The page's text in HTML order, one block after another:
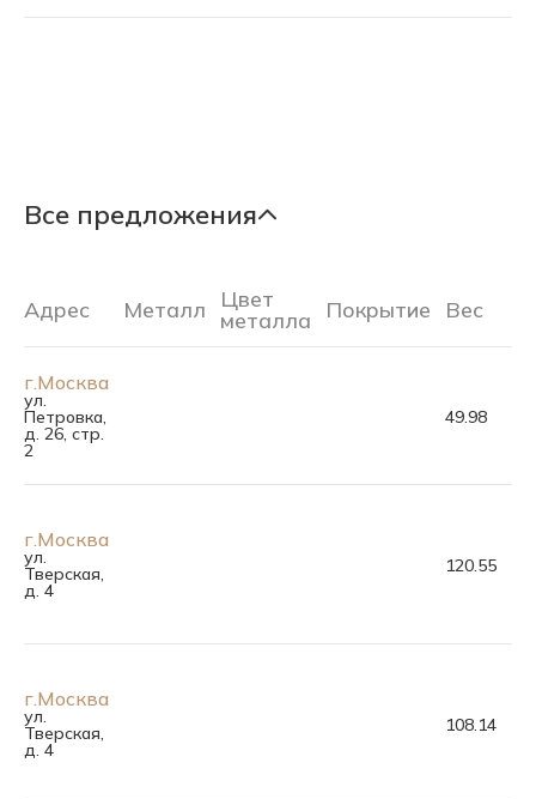
Все предложения
Адрес Металл Цвет
металла Покрытие Вес
г.Москва
ул.
Петровка,
д. 26, стр.
2
49.98
г.Москва
ул.
Тверская,
д. 4
120.55
г.Москва
ул.
Тверская,
д. 4
108.14